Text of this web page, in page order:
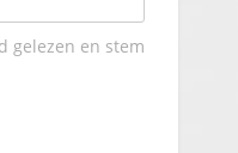
gelezen en stem